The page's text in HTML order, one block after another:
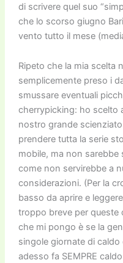
di scrivere quel suo
che lo scorso giugno
vento tutto il mese
Ripeto che la mia scelta
semplicemente preso i
smussare eventuali
cherrypicking: ho scelto
nostro grande
prendere tutta la serie
mobile, ma non sarebbe
come non servirebbe a
considerazioni. (Per la
basso da aprire e
troppo breve per queste
che mi pongo è se la
singole giornate di
adesso fa SEMPRE